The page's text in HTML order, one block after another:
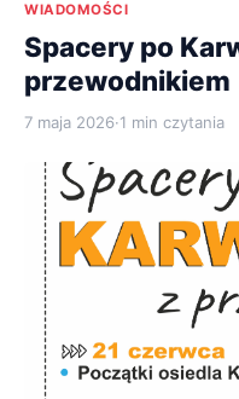
WIADOMOŚCI
Spacery po
przewodnikiem
7 maja 2026·1 min czytania